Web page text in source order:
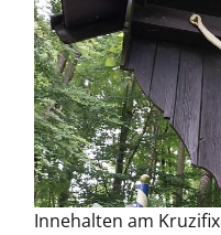
Innehalten am Kruzifix